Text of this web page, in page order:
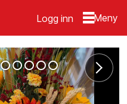
Logg inn